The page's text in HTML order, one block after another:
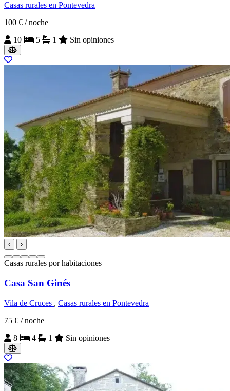
Casas rurales en Pontevedra
100 € / noche
10
5 1 Sin opiniones
‹ ›
Casas rurales por habitaciones
Casa San Ginés
Vila de Cruces , Casas rurales en Pontevedra
75 € / noche
8
4 1 Sin opiniones